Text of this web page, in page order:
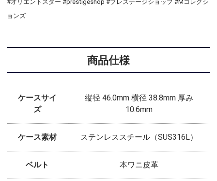
#オリエントスター #prestigeshop #プレステージショップ #Mコレクシ
ョンズ
商品仕様
ケースサイ
ズ
縦径 46.0mm 横径 38.8mm 厚み
10.6mm
ケース素材 ステンレススチール（SUS316L）
ベルト 本ワニ皮革